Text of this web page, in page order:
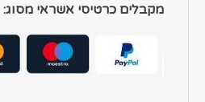
מקבלים כרטיסי אשראי מסוג: